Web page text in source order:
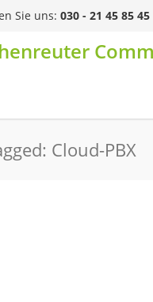
Sie uns: 030 - 21 45 85 45
Cloud-PBX